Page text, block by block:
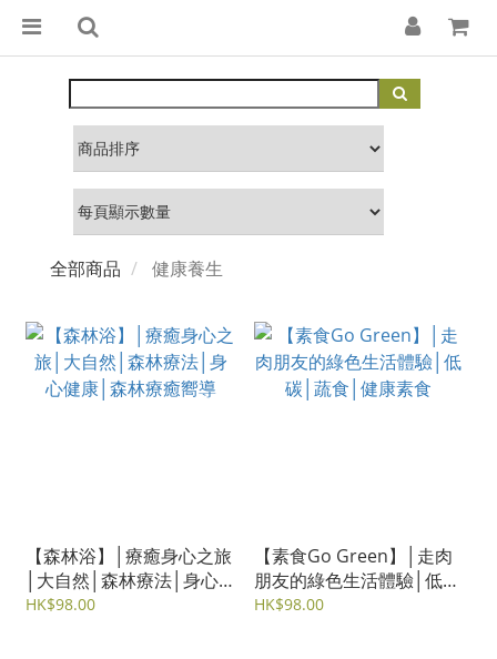
全部商品 健康養生
【森林浴】│療癒身心之旅
│大自然│森林療法│身心
健康│森林療癒嚮導
HK$98.00
【素食Go Green】│走肉
朋友的綠色生活體驗│低碳
│蔬食│健康素食
HK$98.00